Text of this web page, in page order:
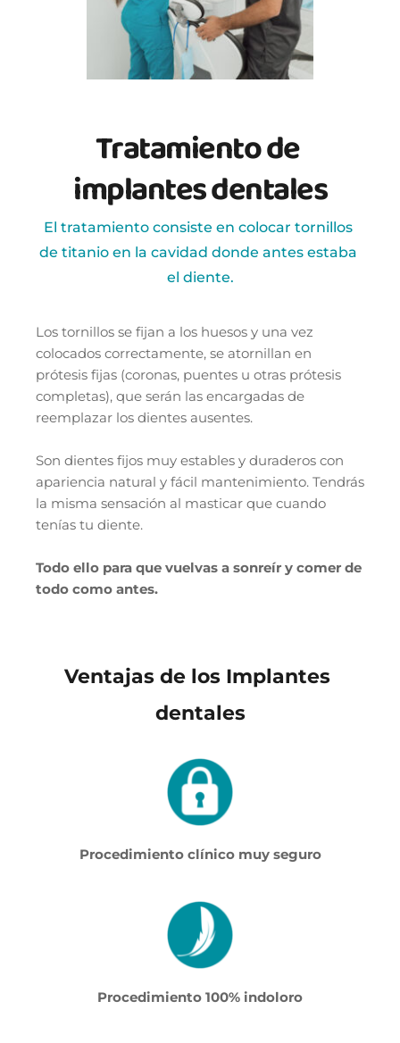
Tratamiento de
implantes dentales
El tratamiento consiste en colocar tornillos
de titanio en la cavidad donde antes estaba
el diente.
Los tornillos se fijan a los huesos y una vez
colocados correctamente, se atornillan en
prótesis fijas (coronas, puentes u otras prótesis
completas), que serán las encargadas de
reemplazar los dientes ausentes.
Son dientes fijos muy estables y duraderos con
apariencia natural y fácil mantenimiento. Tendrás
la misma sensación al masticar que cuando
tenías tu diente.
Todo ello para que vuelvas a sonreír y comer de
todo como antes.
Ventajas de los Implantes
dentales
Procedimiento clínico muy seguro
Procedimiento 100% indoloro